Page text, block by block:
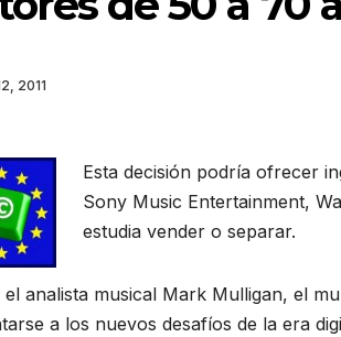
2011
Esta decisión podría ofrecer
Sony Music Entertainment,
estudia vender o separar.
el analista musical Mark Mulligan, el
a los nuevos desafíos de la era